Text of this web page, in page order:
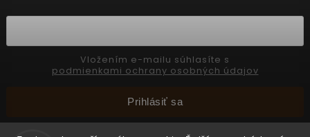
podmienkami ochrany osobných údajov
Prihlásiť sa